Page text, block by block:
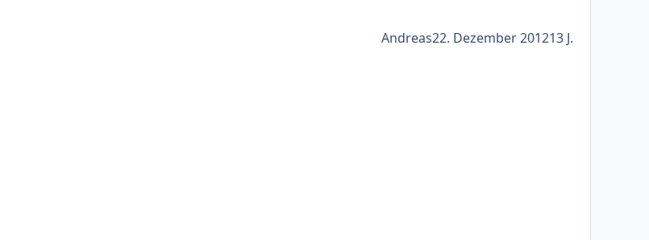
Andreas22. Dezember 201213 J.